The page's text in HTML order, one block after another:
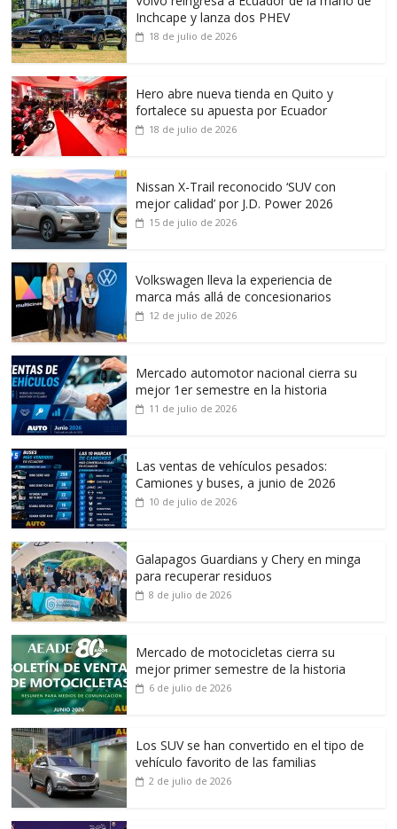
Inchcape y lanza dos PHEV
18 de julio de 2026
Hero abre nueva tienda en Quito y
fortalece su apuesta por Ecuador
18 de julio de 2026
Nissan X-Trail reconocido ‘SUV con
mejor calidad’ por J.D. Power 2026
15 de julio de 2026
Volkswagen lleva la experiencia de
marca más allá de concesionarios
12 de julio de 2026
Mercado automotor nacional cierra su
mejor 1er semestre en la historia
11 de julio de 2026
Las ventas de vehículos pesados:
Camiones y buses, a junio de 2026
10 de julio de 2026
Galapagos Guardians y Chery en minga
para recuperar residuos
8 de julio de 2026
Mercado de motocicletas cierra su
mejor primer semestre de la historia
6 de julio de 2026
Los SUV se han convertido en el tipo de
vehículo favorito de las familias
2 de julio de 2026